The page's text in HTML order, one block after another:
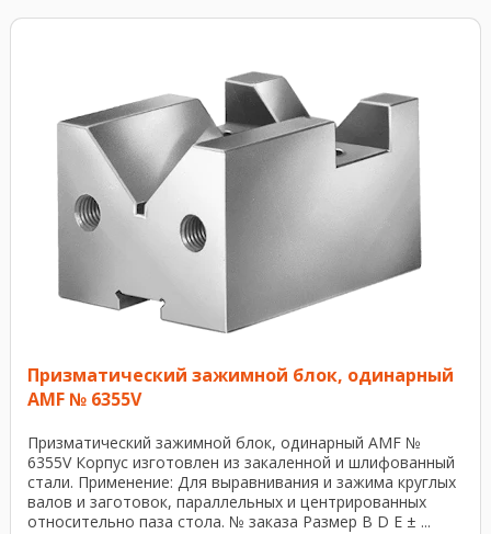
Призматический зажимной блок, одинарный
AMF № 6355V
Призматический зажимной блок, одинарный AMF №
6355V Корпус изготовлен из закаленной и шлифованный
стали. Применение: Для выравнивания и зажима круглых
валов и заготовок, параллельных и центрированных
относительно паза стола. № заказа Размер В D Е ± ...